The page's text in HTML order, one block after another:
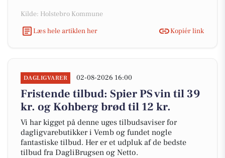
Kilde: Holstebro Kommune
Læs hele artiklen her
Kopiér link
DAGLIGVARER 02-08-2026 16:00
Fristende tilbud: Spier PS vin til 39
kr. og Kohberg brød til 12 kr.
Vi har kigget på denne uges tilbudsaviser for
dagligvarebutikker i Vemb og fundet nogle
fantastiske tilbud. Her er et udpluk af de bedste
tilbud fra DagliBrugsen og Netto.